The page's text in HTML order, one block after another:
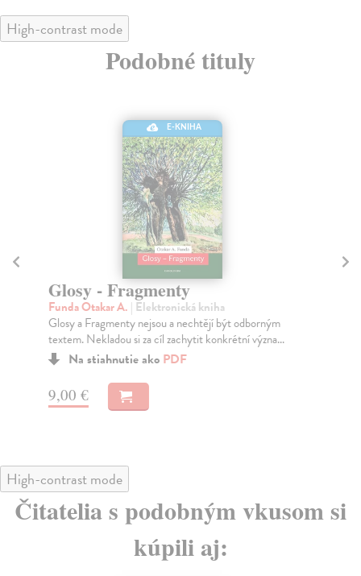
High-contrast mode
Podobné tituly
E-KNIHA
Ježíš a mýtus o Kristu
Funda Otakar A. | Elektronická kniha
Tato studie je psána z konsekventně religionistického
pohledu. To znamená, že její autor se bez váza...
Na stiahnutie ako PDF
8,00 €
High-contrast mode
Čitatelia s podobným vkusom si
kúpili aj: